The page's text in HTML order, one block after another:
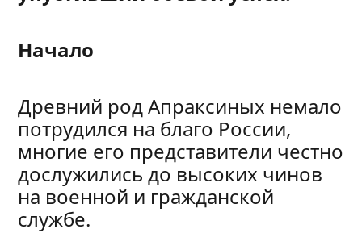
Начало
Древний род Апраксиных немало
потрудился на благо России,
многие его представители честно
дослужились до высоких чинов
на военной и гражданской
службе.